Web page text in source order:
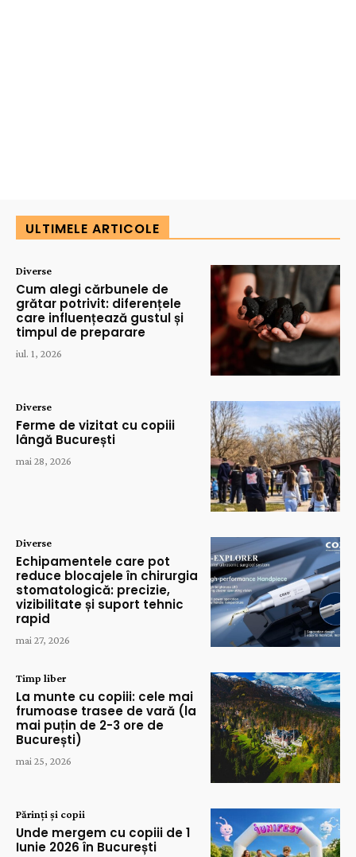
ULTIMELE ARTICOLE
Diverse
Cum alegi cărbunele de
grătar potrivit: diferențele
care influențează gustul și
timpul de preparare
iul. 1, 2026
Diverse
Ferme de vizitat cu copiii
lângă București
mai 28, 2026
Diverse
Echipamentele care pot
reduce blocajele în chirurgia
stomatologică: precizie,
vizibilitate și suport tehnic
rapid
mai 27, 2026
Timp liber
La munte cu copiii: cele mai
frumoase trasee de vară (la
mai puțin de 2-3 ore de
București)
mai 25, 2026
Părinți și copii
Unde mergem cu copiii de 1
Iunie 2026 în București